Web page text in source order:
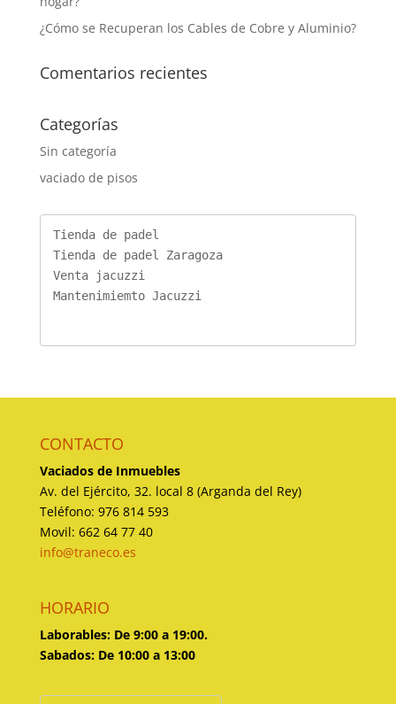
¿Cómo se Recuperan los Cables de Cobre y Aluminio?
Comentarios recientes
Categorías
Sin categoría
vaciado de pisos
Tienda de padel
Tienda de padel Zaragoza
Venta jacuzzi
Mantenimiemto Jacuzzi
CONTACTO
Vaciados de Inmuebles
Av. del Ejército, 32. local 8 (Arganda del Rey)
Teléfono: 976 814 593
Movil: 662 64 77 40
info@traneco.es
HORARIO
Laborables: De 9:00 a 19:00.
Sabados: De 10:00 a 13:00